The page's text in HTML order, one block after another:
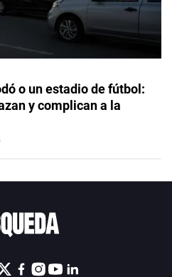
o un estadio de fútbol:
y complican a la